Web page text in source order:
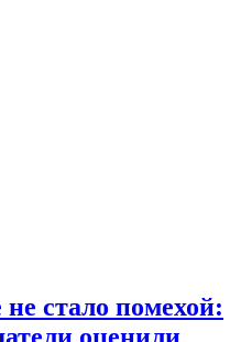
стало помехой: